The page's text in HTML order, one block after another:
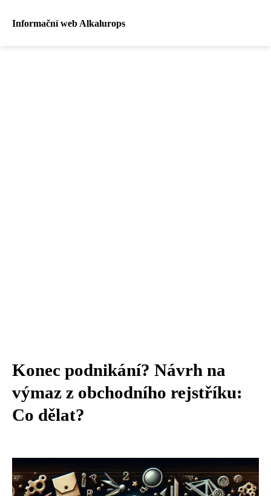
Informační web Alkalurops
Konec podnikání? Návrh na
výmaz z obchodního rejstříku:
Co dělat?